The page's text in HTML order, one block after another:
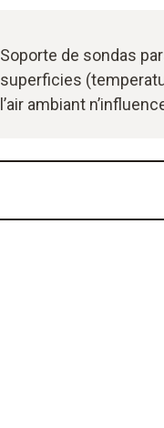
Soporte de sondas
superficies
l’air ambiant